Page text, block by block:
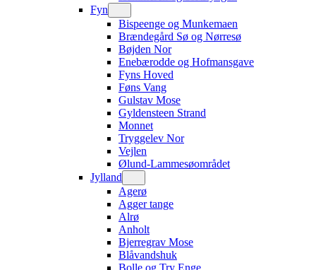
Fyn
Bispeenge og Munkemaen
Brændegård Sø og Nørresø
Bøjden Nor
Enebærodde og Hofmansgave
Fyns Hoved
Føns Vang
Gulstav Mose
Gyldensteen Strand
Monnet
Tryggelev Nor
Vejlen
Ølund-Lammesøområdet
Jylland
Agerø
Agger tange
Alrø
Anholt
Bjerregrav Mose
Blåvandshuk
Bolle og Try Enge